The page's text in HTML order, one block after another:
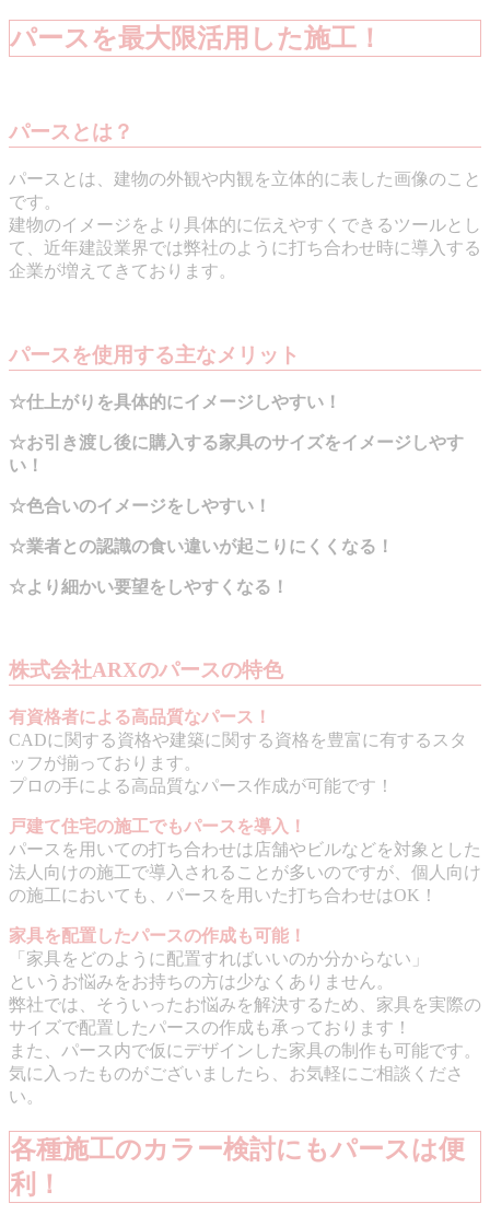
パースを最大限活用した施工！
パースとは？
パースとは、建物の外観や内観を立体的に表した画像のこと
です。
建物のイメージをより具体的に伝えやすくできるツールとし
て、近年建設業界では弊社のように打ち合わせ時に導入する
企業が増えてきております。
パースを使用する主なメリット
☆仕上がりを具体的にイメージしやすい！
☆お引き渡し後に購入する家具のサイズをイメージしやす
い！
☆色合いのイメージをしやすい！
☆業者との認識の食い違いが起こりにくくなる！
☆より細かい要望をしやすくなる！
株式会社ARXのパースの特色
有資格者による高品質なパース！
CADに関する資格や建築に関する資格を豊富に有するスタ
ッフが揃っております。
プロの手による高品質なパース作成が可能です！
戸建て住宅の施工でもパースを導入！
パースを用いての打ち合わせは店舗やビルなどを対象とした
法人向けの施工で導入されることが多いのですが、個人向け
の施工においても、パースを用いた打ち合わせはOK！
家具を配置したパースの作成も可能！
「家具をどのように配置すればいいのか分からない」
というお悩みをお持ちの方は少なくありません。
弊社では、そういったお悩みを解決するため、家具を実際の
サイズで配置したパースの作成も承っております！
また、パース内で仮にデザインした家具の制作も可能です。
気に入ったものがございましたら、お気軽にご相談くださ
い。
各種施工のカラー検討にもパースは便
利！